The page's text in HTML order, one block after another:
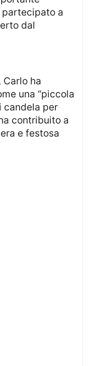
partecipato a
dal
una “piccola
candela per
contribuito a
e festosa